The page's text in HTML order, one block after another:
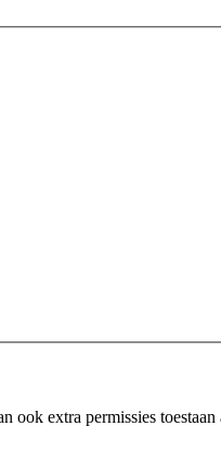
extra permissies toestaan